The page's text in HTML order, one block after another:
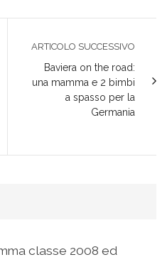
ARTICOLO SUCCESSIVO
Baviera on the road:
una mamma e 2 bimbi
a spasso per la
Germania
classe 2008 ed